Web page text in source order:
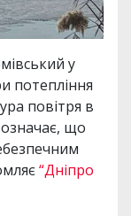
у
потепління
повітря в
означає, що
“Дніпро